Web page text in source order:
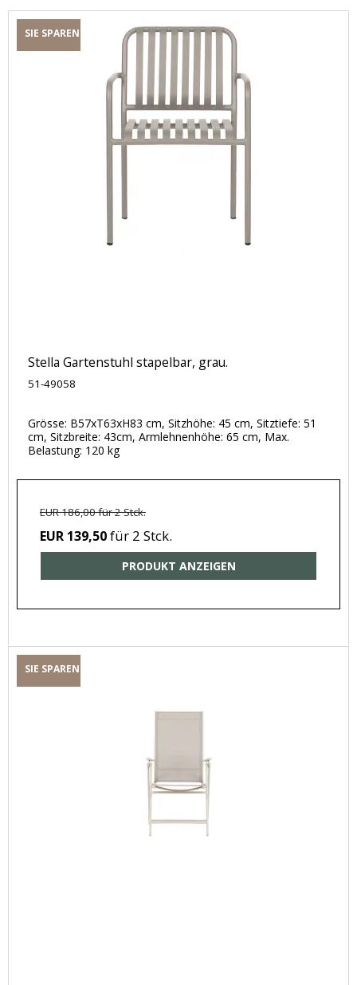
SIE SPAREN
Stella Gartenstuhl stapelbar, grau.
51-49058
Grösse: B57xT63xH83 cm, Sitzhöhe: 45 cm, Sitztiefe: 51
cm, Sitzbreite: 43cm, Armlehnenhöhe: 65 cm, Max.
Belastung: 120 kg
EUR 186,00 für 2 Stck.
EUR 139,50für 2 Stck.
PRODUKT ANZEIGEN
SIE SPAREN